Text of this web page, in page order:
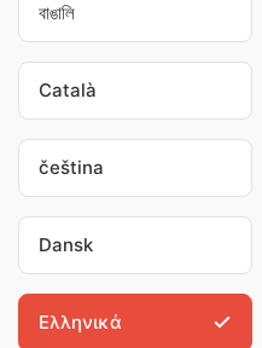
বাঙালি
Català
čeština
Dansk
Ελληνικά